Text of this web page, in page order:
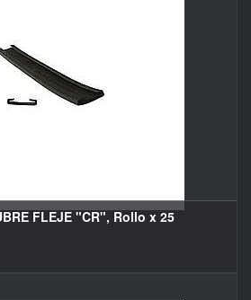
FLEJE "CR", Rollo x 25